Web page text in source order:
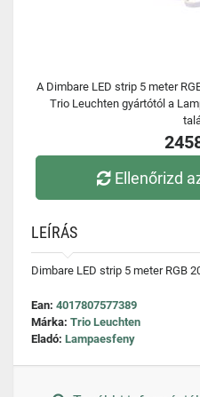
A Dimbare LED strip 5 meter
Trio Leuchten gyártótól a
Ellenőrizd
LEÍRÁS
Dimbare LED strip 5 meter RGB
Ean: 4017807577389
Márka: Trio Leuchten
Eladó: Lampaesfeny